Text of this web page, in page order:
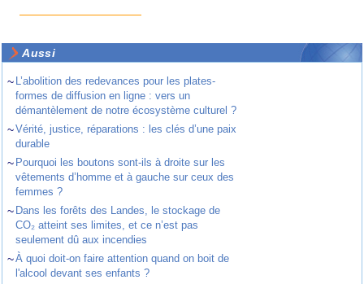
Aussi
~ L’abolition des redevances pour les plates-
formes de diffusion en ligne : vers un
démantèlement de notre écosystème culturel ?
~Vérité, justice, réparations : les clés d’une paix
durable
~ Pourquoi les boutons sont-ils à droite sur les
vêtements d’homme et à gauche sur ceux des
femmes ?
~ Dans les forêts des Landes, le stockage de
CO₂ atteint ses limites, et ce n’est pas
seulement dû aux incendies
~À quoi doit-on faire attention quand on boit de
l'alcool devant ses enfants ?